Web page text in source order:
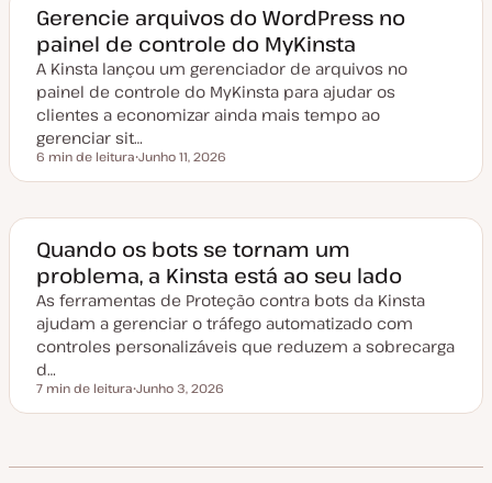
e
a
u
a
i
z
a
ç
ã
o
Gerencie arquivos do WordPress no
painel de controle do MyKinsta
A Kinsta lançou um gerenciador de arquivos no
painel de controle do MyKinsta para ajudar os
clientes a economizar ainda mais tempo ao
gerenciar sit…
Tempo de leitura
6 min de leitura
a
e
a
t
u
a
i
z
a
ã
o
Junho 11, 2026
Quando os bots se tornam um
problema, a Kinsta está ao seu lado
As ferramentas de Proteção contra bots da Kinsta
ajudam a gerenciar o tráfego automatizado com
controles personalizáveis que reduzem a sobrecarga
d…
Tempo de leitura
7 min de leitura
a
e
Junho 3, 2026